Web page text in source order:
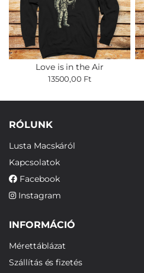
Love is in the Air
13500,00 Ft
RÓLUNK
Lusta Macskáról
Kapcsolatok
Facebook
Instagram
INFORMÁCIÓ
Mérettáblázat
Szállítás és fizetés